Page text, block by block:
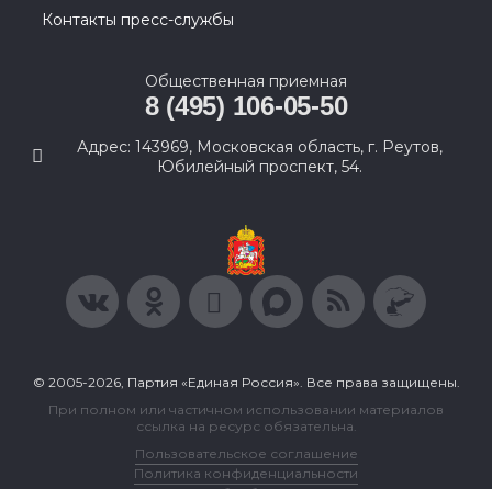
Контакты пресс-службы
Общественная приемная
8 (495) 106-05-50
Адрес: 143969, Московская область, г. Реутов,
Юбилейный проспект, 54.
© 2005-2026, Партия «Единая Россия». Все права защищены.
При полном или частичном использовании материалов
ссылка на ресурс обязательна.
Пользовательское соглашение
Политика конфиденциальности